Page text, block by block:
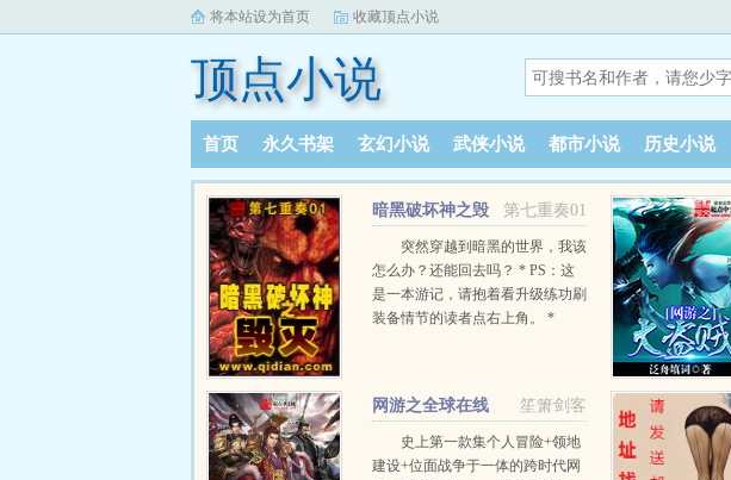
将本站设为首页 收藏顶点小说
顶点小说
首页 永久书架 玄幻小说 武侠小说 都市小说 历史小说
书库榜单 阅读记录
第七重奏01
暗黑破坏神之毁
突然穿越到暗黑的世界，我该
怎么办？还能回去吗？ * PS：这
是一本游记，请抱着看升级练功刷
装备情节的读者点右上角。 *
头砸自己的右上角。 * PS4：请不
要随意调戏作者，作者很忙的。
…
笙箫剑客
网游之全球在线
史上第一款集个人冒险+领地
建设+位面战争于一体的跨时代网